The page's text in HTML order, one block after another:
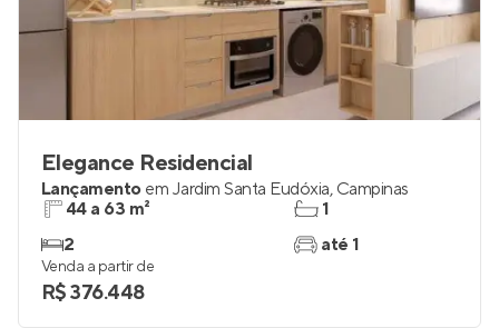
Elegance Residencial
Lançamento em Jardim Santa Eudóxia, Campinas
44 a 63 m²
2
1
até 1
Venda a partir de
R$ 376.448